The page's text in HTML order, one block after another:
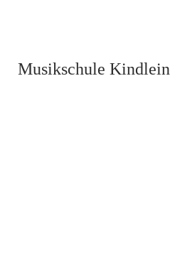
Musikschule Kindlein